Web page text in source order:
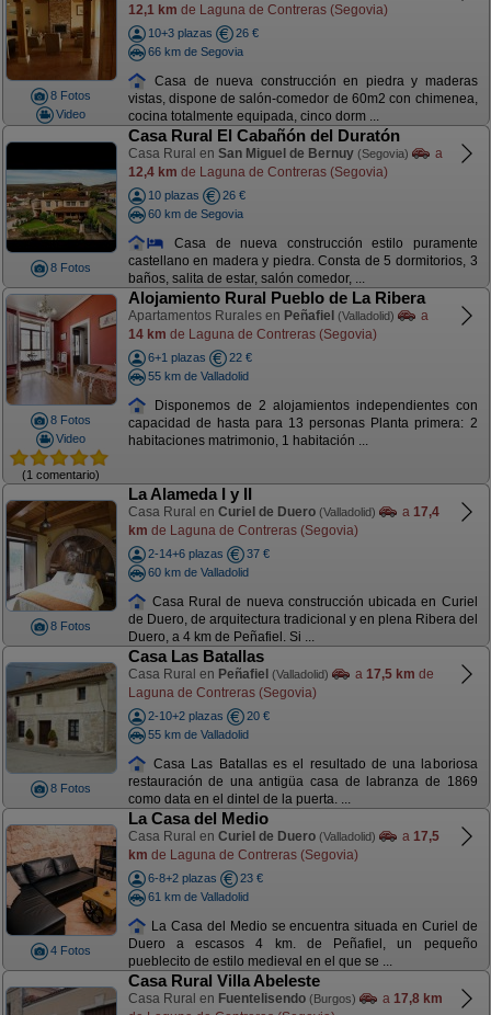
8 Fotos
Video
12,1 km de Laguna de Contreras (Segovia)
10+3 plazas
26 €
66 km de Segovia
Casa de nueva construcción en piedra y maderas
vistas, dispone de salón-comedor de 60m2 con chimenea,
cocina totalmente equipada, cinco dorm ...
8 Fotos
Casa Rural El Cabañón del Duratón
Casa Rural en San Miguel de Bernuy (Segovia)
a
12,4 km de Laguna de Contreras (Segovia)
10 plazas
26 €
60 km de Segovia
Casa de nueva construcción estilo puramente
castellano en madera y piedra. Consta de 5 dormitorios, 3
baños, salita de estar, salón comedor, ...
8 Fotos
Video
(1 comentario)
Alojamiento Rural Pueblo de La Ribera
Apartamentos Rurales en Peñafiel (Valladolid)
a
14 km de Laguna de Contreras (Segovia)
6+1 plazas
22 €
55 km de Valladolid
Disponemos de 2 alojamientos independientes con
capacidad de hasta para 13 personas Planta primera: 2
habitaciones matrimonio, 1 habitación ...
8 Fotos
La Alameda I y II
Casa Rural en Curiel de Duero (Valladolid) a 17,4
km de Laguna de Contreras (Segovia)
2-14+6 plazas
37 €
60 km de Valladolid
Casa Rural de nueva construcción ubicada en Curiel
de Duero, de arquitectura tradicional y en plena Ribera del
Duero, a 4 km de Peñafiel. Si ...
8 Fotos
Casa Las Batallas
Casa Rural en Peñafiel (Valladolid) a 17,5 km de
Laguna de Contreras (Segovia)
2-10+2 plazas
20 €
55 km de Valladolid
Casa Las Batallas es el resultado de una laboriosa
restauración de una antigüa casa de labranza de 1869
como data en el dintel de la puerta. ...
4 Fotos
La Casa del Medio
Casa Rural en Curiel de Duero (Valladolid) a 17,5
km de Laguna de Contreras (Segovia)
6-8+2 plazas
23 €
61 km de Valladolid
La Casa del Medio se encuentra situada en Curiel de
Duero a escasos 4 km. de Peñafiel, un pequeño
pueblecito de estilo medieval en el que se ...
Casa Rural Villa Abeleste
Casa Rural en Fuentelisendo (Burgos) a 17,8 km